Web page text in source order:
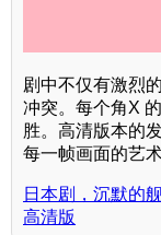
剧中不仅有激烈
冲突。每个角X
胜。高清版本的
每一帧画面的艺术
日本剧，沉默的
高清版